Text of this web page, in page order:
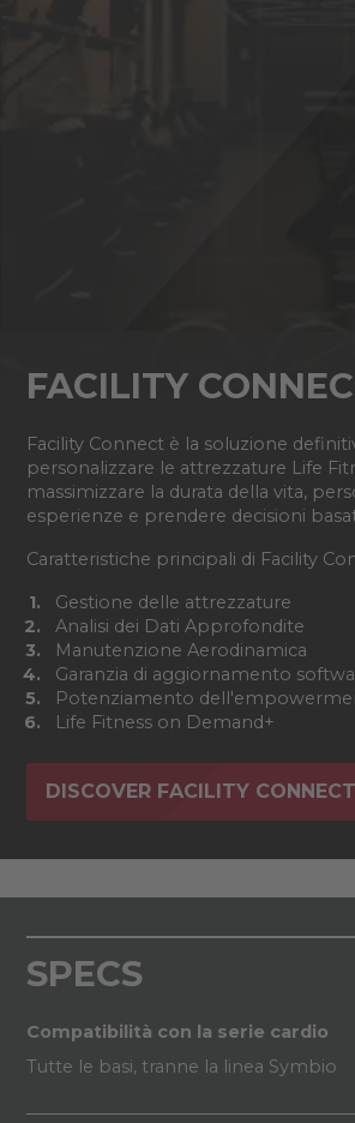
FACILITY
Facility Connect è la soluzione
personalizzare le attrezzature Life
massimizzare la durata della vita,
esperienze e prendere decisioni
Caratteristiche principali di Facility
Gestione delle attrezzature
Analisi dei Dati Approfondite
Manutenzione Aerodinamica
Garanzia di aggiornamento
Potenziamento
Life Fitness on Demand+
DISCOVER FACILITY CONNECT
SPECS
Compatibilità con la serie cardio
Tutte le basi, tranne la linea Symbio